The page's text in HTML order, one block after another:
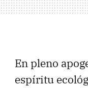
En pleno
espíritu